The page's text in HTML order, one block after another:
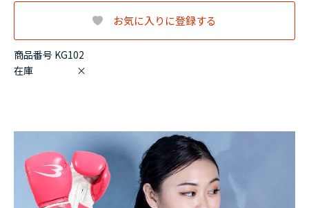
商品番号 KG102
在庫 ×
お気に入りに登録する